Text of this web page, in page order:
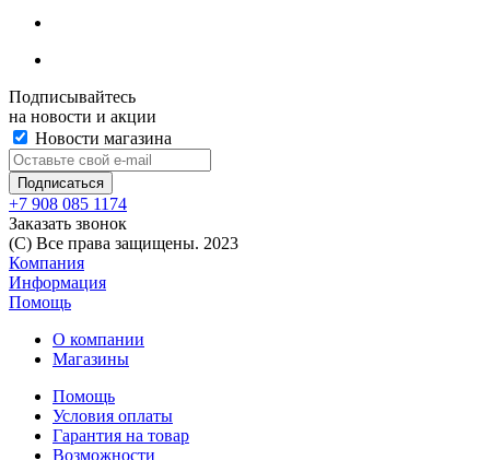
Подписывайтесь
на новости и акции
Новости магазина
+7 908 085 1174
Заказать звонок
(C) Все права защищены. 2023
Компания
Информация
Помощь
О компании
Магазины
Помощь
Условия оплаты
Гарантия на товар
Возможности